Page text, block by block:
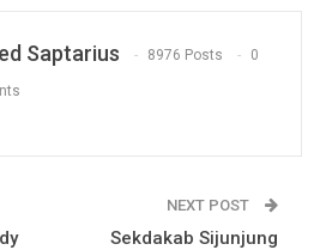
Saptarius 8976 Posts 0
NEXT POST
Sekdakab Sijunjung